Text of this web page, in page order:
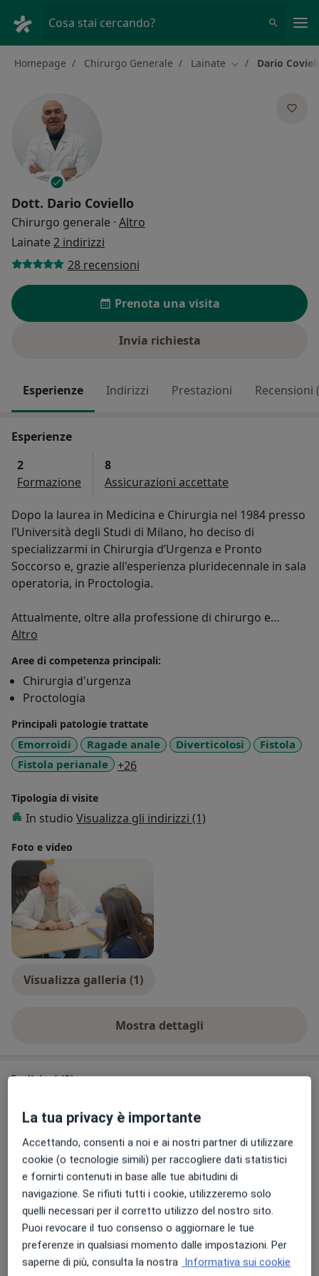
Cosa stai cercando?
Homepage Chirurgo Generale Lainate Cambia città
Dario
Dott. Dario Coviello
Chirurgo generale · Altro
Lainate 2 indirizzi
28 recensioni
Prenota una visita
Invia richiesta
Esperienze Indirizzi Prestazioni Recensioni
Esperienze
2
Formazione
8
Assicurazioni accettate
Dopo la laurea in Medicina e Chirurgia nel 1984 presso
l’Università degli Studi di Milano, ho deciso di
specializzarmi in Chirurgia d’Urgenza e Pronto
Soccorso e, grazie all'esperienza pluridecennale in sala
operatoria, in Proctologia.
Attualmente, oltre alla professione di chirurgo e
proctologo, esercito come medico di base a Lainate.
Altro
Aree di competenza principali:
Chirurgia d'urgenza
Proctologia
Principali patologie trattate
Emorroidi Ragade anale Diverticolosi
Fistola
Fistola perianale
+26a11y_sr_more_diseases
Tipologia di visite
In studio Visualizza gli indirizzi (1)
Foto e video
Visualizza galleria (1)
Mostra dettagli
sull'esperienza
Indirizzi (2)
Indirizzo 1 Indirizzo 2
Amicomedico
Vedi mappasi apre in una nuova scheda
Disponibilità
La tua privacy è importante
Accettando, consenti a noi e ai nostri partner di utilizzare
cookie (o tecnologie simili) per raccogliere dati statistici
e fornirti contenuti in base alle tue abitudini di
navigazione. Se rifiuti tutti i cookie, utilizzeremo solo
quelli necessari per il corretto utilizzo del nostro sito.
Puoi revocare il tuo consenso o aggiornare le tue
preferenze in qualsiasi momento dalle impostazioni. Per
saperne di più, consulta la nostra Informativa sui cookie